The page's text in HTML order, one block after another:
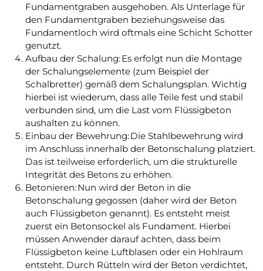
Fundamentgraben ausgehoben. Als Unterlage für
den Fundamentgraben beziehungsweise das
Fundamentloch wird oftmals eine Schicht Schotter
genutzt.
Aufbau der Schalung: Es erfolgt nun die Montage
der Schalungselemente (zum Beispiel der
Schalbretter) gemäß dem Schalungsplan. Wichtig
hierbei ist wiederum, dass alle Teile fest und stabil
verbunden sind, um die Last vom Flüssigbeton
aushalten zu können.
Einbau der Bewehrung: Die Stahlbewehrung wird
im Anschluss innerhalb der Betonschalung platziert.
Das ist teilweise erforderlich, um die strukturelle
Integrität des Betons zu erhöhen.
Betonieren: Nun wird der Beton in die
Betonschalung gegossen (daher wird der Beton
auch Flüssigbeton genannt). Es entsteht meist
zuerst ein Betonsockel als Fundament. Hierbei
müssen Anwender darauf achten, dass beim
Flüssigbeton keine Luftblasen oder ein Hohlraum
entsteht. Durch Rütteln wird der Beton verdichtet,